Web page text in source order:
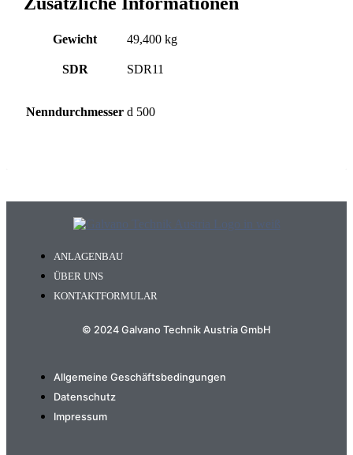
Gewicht 49,400 kg
SDR SDR11
Nenndurchmesser d 500
ANLAGENBAU
ÜBER UNS
KONTAKTFORMULAR
© 2024 Galvano Technik Austria GmbH
Allgemeine Geschäftsbedingungen
Datenschutz
Impressum